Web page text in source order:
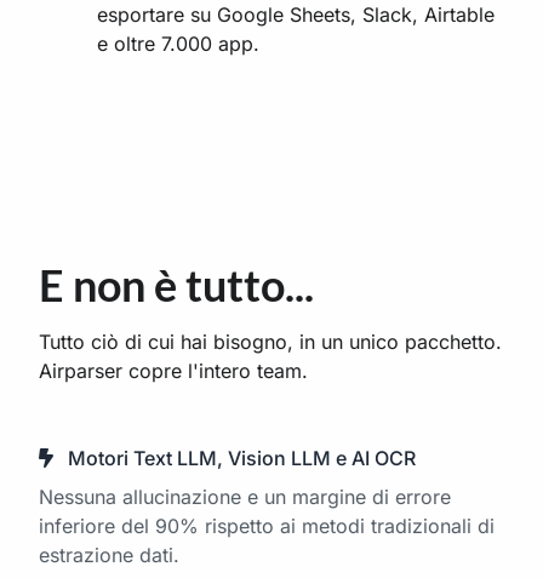
esportare su Google Sheets, Slack, Airtable
e oltre 7.000 app.
E non è tutto...
Tutto ciò di cui hai bisogno, in un unico pacchetto.
Airparser copre l'intero team.
Motori Text LLM, Vision LLM e AI OCR
Nessuna allucinazione e un margine di errore
inferiore del 90% rispetto ai metodi tradizionali di
estrazione dati.